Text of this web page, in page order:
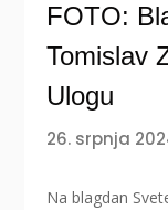
FOTO:
Tomislav
Ulogu
26. srpnja
Na blagdan